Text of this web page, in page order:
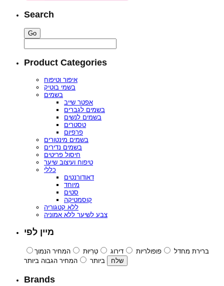
Search
Product Categories
איפור וטיפוח
בשמי בוטיק
בשמים
אפטר שייב
בשמים לגברים
בשמים לנשים
טסטרים
פרפיום
בשמים מינטורים
בשמים נדירים
חיסול פריטים
טיפוח ועיצוב שיער
כללי
דאודורנטים
מיוחד
סטים
קוסמטיקה
ללא קטגוריה
צבע לשיער ללא אמוניה
מיין לפי
ברירת מחדל פופולריות דירוג טְרִיוּת
המחיר הנמוך
ביותר
המחיר הגבוה ביותר
Brands